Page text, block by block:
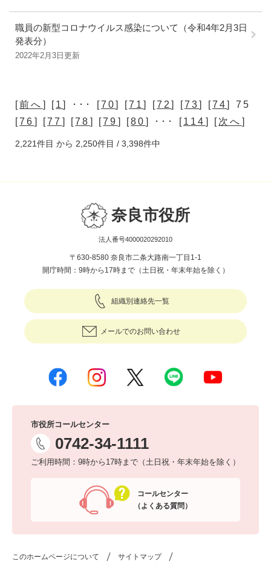
職員の新型コロナウイルス感染について（令和4年2月3日
発表分）
2022年2月3日更新
[前へ ] [1] ･･･ [70] [71] [72] [73] [74] 75
[76 ] [77 ] [78 ] [79 ] [80 ] ･･･ [114 ] [次へ ]
2,221件目 から 2,250件目 / 3,398件中
奈良市役所
法人番号4000020292010
〒630-8580 奈良市二条大路南一丁目1-1
開庁時間：9時から17時まで（土日祝・年末年始を除く）
組織別連絡先一覧
メールでのお問い合わせ
市役所コールセンター
0742-34-1111
ご利用時間：9時から17時まで（土日祝・年末年始を除く）
コールセンター
（よくある質問）
このホームページについて サイトマップ